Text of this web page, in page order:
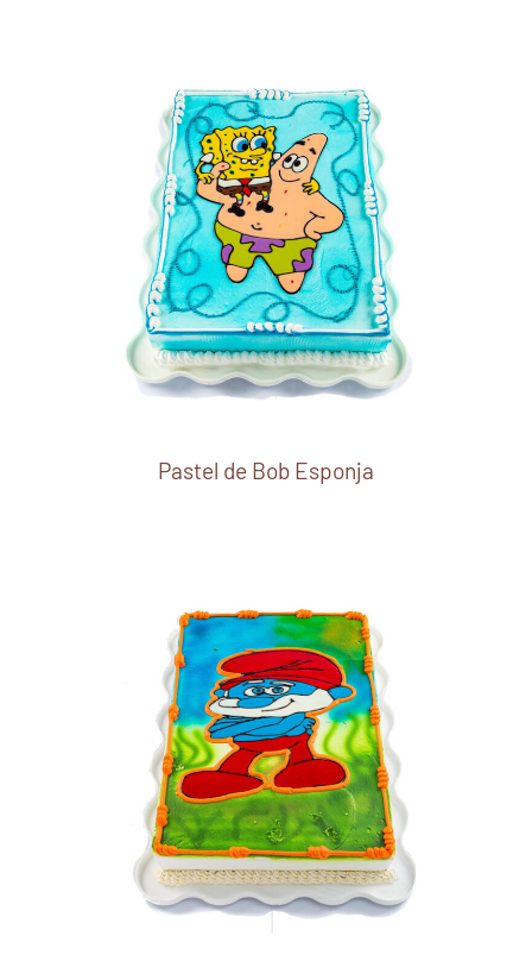
Pastel de Bob Esponja